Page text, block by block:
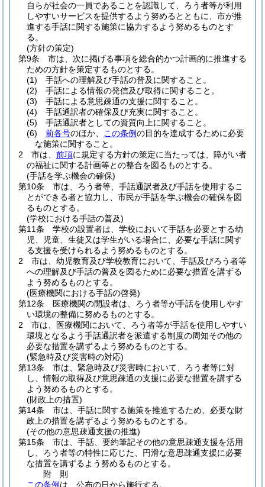
自らが社会の一員であることを認識して、ろう者等が利用
しやすいサービスを提供するよう努めるとともに、市が推
進する手話に関する施策に協力するよう努めるものとす
る。
(方針の策定)
第9条
市は、次に掲げる事項を総合的かつ計画的に推進する
ための方針を策定するものとする。
(1)
手話への理解及び手話の普及に関すること。
(2)
手話による情報の発信及び取得に関すること。
(3)
手話による意思疎通の支援に関すること。
(4)
手話通訳者の確保及び充実に関すること。
(5)
手話通訳者としての資質向上に関すること。
(6)
前各号のほか、 この条例の目的を達成するために必要
な施策に関すること。
2
市は、 前項に規定する方針の策定に当たっては、障がい者
の福祉に関する計画等との整合を図るものとする。
(手話を学ぶ機会の確保)
第10条
市は、ろう者等、手話通訳者及び手話を使用するこ
とができる者と協力し、市民が手話を学ぶ機会の確保を図
るものとする。
(学校における手話の普及)
第11条
学校の設置者は、学校において手話を必要とする幼
児、児童、生徒又は学生がいる場合に、必要な手話に関す
る支援を受けられるよう努めるものとする。
2
市は、幼児教育及び学校教育において、手話及びろう者等
への理解及び手話の普及を図るために必要な措置を講ずる
よう努めるものとする。
(医療機関における手話の啓発)
第12条
医療機関の開設者は、ろう者等が手話を使用しやす
い環境の整備に努めるものとする。
2
市は、医療機関において、ろう者等が手話を使用しやすい
環境となるよう手話通訳者を派遣する制度の周知その他の
必要な措置を講ずるよう努めるものとする。
(緊急時及び災害時の対応)
第13条
市は、緊急時及び災害時において、ろう者等に対
し、情報の取得及び意思疎通の支援に必要な措置を講ずる
よう努めるものとする。
(財政上の措置)
第14条
市は、手話に関する施策を推進するため、必要な財
政上の措置を講ずるよう努めるものとする。
(その他の意思疎通支援の推進)
第15条
市は、手話、要約筆記その他の意思疎通支援を活用
し、ろう者等の特性に応じた、円滑な意思疎通支援に必要
な措置を講ずるよう努めるものとする。
附 則
この条例 は、公布の日から施行する。